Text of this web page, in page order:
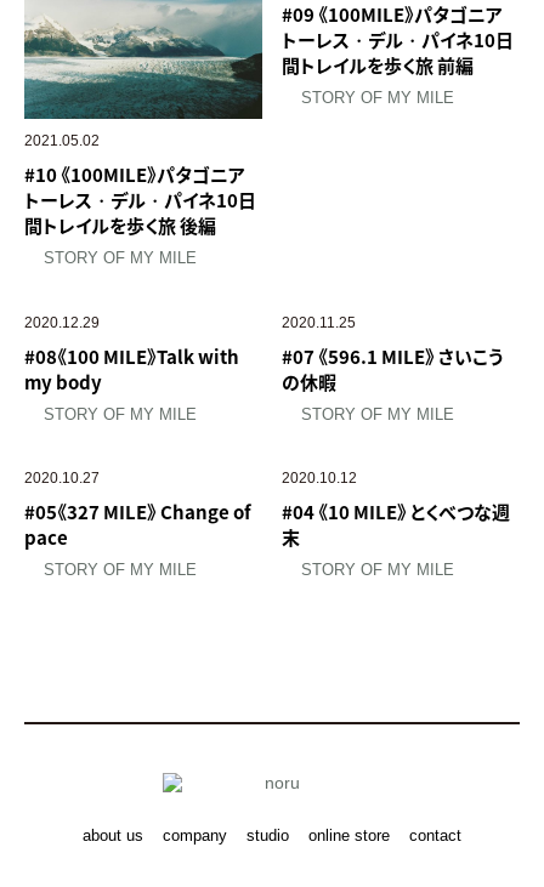
2021.05.02
#10 《100MILE》パタゴニア
トーレス・デル・パイネ10日
間トレイルを歩く旅 後編
STORY OF MY MILE
#09 《100MILE》パタゴニア
トーレス・デル・パイネ10日
間トレイルを歩く旅 前編
STORY OF MY MILE
2020.12.29
#08《100 MILE》Talk with
my body
STORY OF MY MILE
2020.11.25
#07 《596.1 MILE》 さいこう
の休暇
STORY OF MY MILE
2020.10.27
#05《327 MILE》 Change of
pace
STORY OF MY MILE
2020.10.12
#04 《10 MILE》 とくべつな週
末
STORY OF MY MILE
about us company studio online store contact